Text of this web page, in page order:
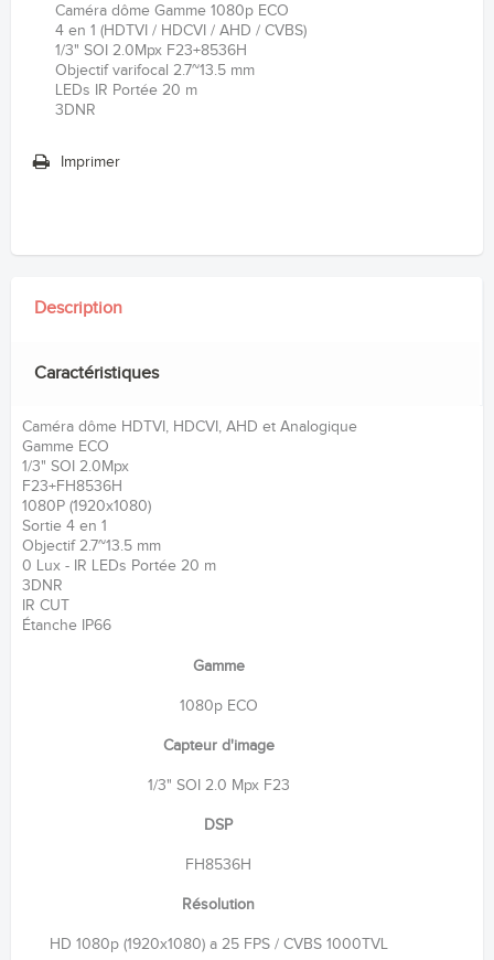
Caméra dôme Gamme 1080p ECO
4 en 1 (HDTVI / HDCVI / AHD / CVBS)
1/3" SOI 2.0Mpx F23+8536H
Objectif varifocal 2.7~13.5 mm
LEDs IR Portée 20 m
3DNR
Imprimer
Description
Caractéristiques
Caméra dôme HDTVI, HDCVI, AHD et Analogique
Gamme ECO
1/3" SOI 2.0Mpx
F23+FH8536H
1080P (1920x1080)
Sortie 4 en 1
Objectif 2.7~13.5 mm
0 Lux - IR LEDs Portée 20 m
3DNR
IR CUT
Étanche IP66
Gamme
1080p ECO
Capteur d'image
1/3" SOI 2.0 Mpx F23
DSP
FH8536H
Résolution
HD 1080p (1920x1080) a 25 FPS / CVBS 1000TVL